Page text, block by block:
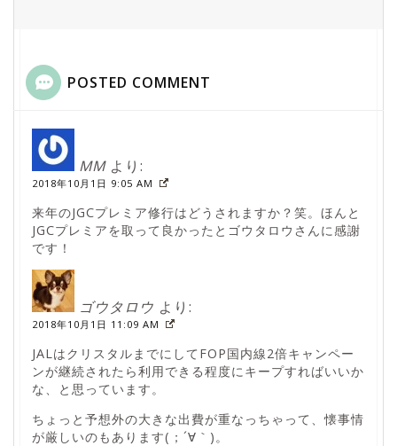
POSTED COMMENT
MM より:
2018年10月1日 9:05 AM
来年のJGCプレミア修行はどうされますか？笑。ほんと
JGCプレミアを取って良かったとゴウタロウさんに感謝
です！
ゴウタロウ より:
2018年10月1日 11:09 AM
JALはクリスタルまでにしてFOP国内線2倍キャンペー
ンが継続されたら利用できる程度にキープすればいいか
な、と思っています。
ちょっと予想外の大きな出費が重なっちゃって、懐事情
が厳しいのもあります(；´∀｀)。